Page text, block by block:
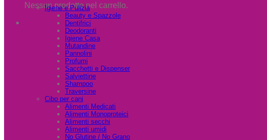
Nessun prodotto nel carrello.
Igiene e Pulizia
Beauty e Spazzole
Dentifrici
Deodoranti
Igiene Casa
Mutandine
Pannolini
Profumi
Sacchetti e Dispenser
Salviettine
Shampoo
Traversine
Cibo per cani
Alimenti Medicati
Alimenti Monoproteici
Alimenti secchi
Alimenti umidi
No Glutine / No Grano